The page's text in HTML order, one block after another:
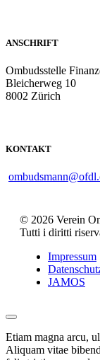
ANSCHRIFT
Ombudsstelle
Bleicherweg 10
8002 Zürich
KONTAKT
© 2026 Verein
Tutti i diritti
Impressum
JAMOS
Etiam magna arcu,
Aliquam vitae